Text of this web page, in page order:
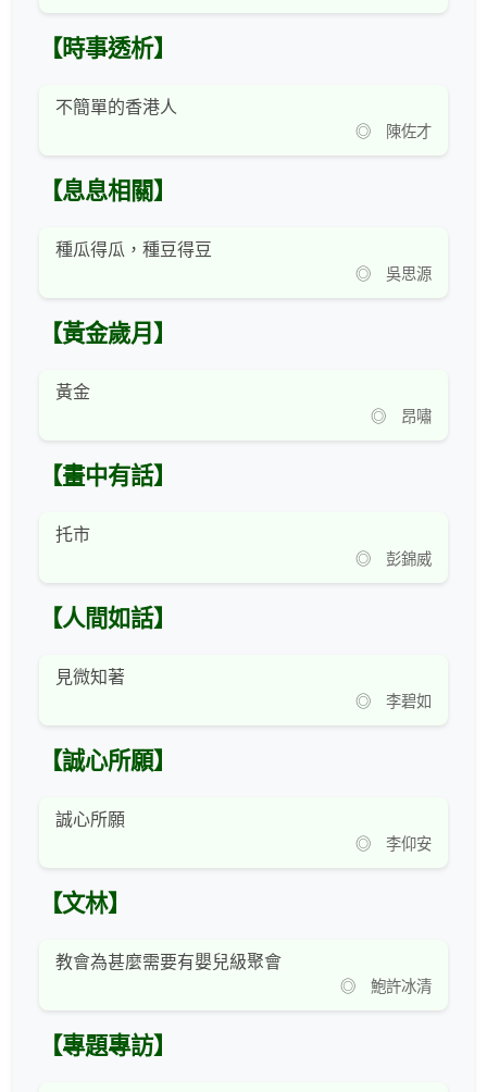
【時事透析】
不簡單的香港人
◎ 陳佐才
【息息相關】
種瓜得瓜，種豆得豆
◎ 吳思源
【黃金歲月】
黃金
◎ 昂嘯
【畫中有話】
托市
◎ 彭錦威
【人間如話】
見微知著
◎ 李碧如
【誠心所願】
誠心所願
◎ 李仰安
【文林】
教會為甚麼需要有嬰兒級聚會
◎ 鮑許冰清
【專題專訪】